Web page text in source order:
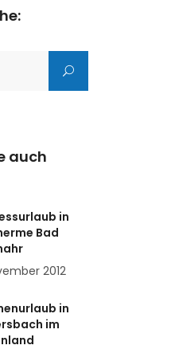
auch
in
Bad
2012
in
im